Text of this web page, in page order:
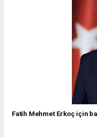
Fatih Mehmet Erkoç için